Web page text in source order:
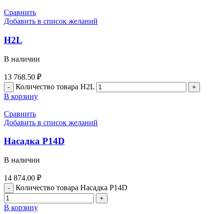
Сравнить
Добавить в список желаний
H2L
В наличии
13 768.50 ₽
Количество товара H2L
В корзину
Сравнить
Добавить в список желаний
Насадка P14D
В наличии
14 874.00 ₽
Количество товара Насадка P14D
В корзину